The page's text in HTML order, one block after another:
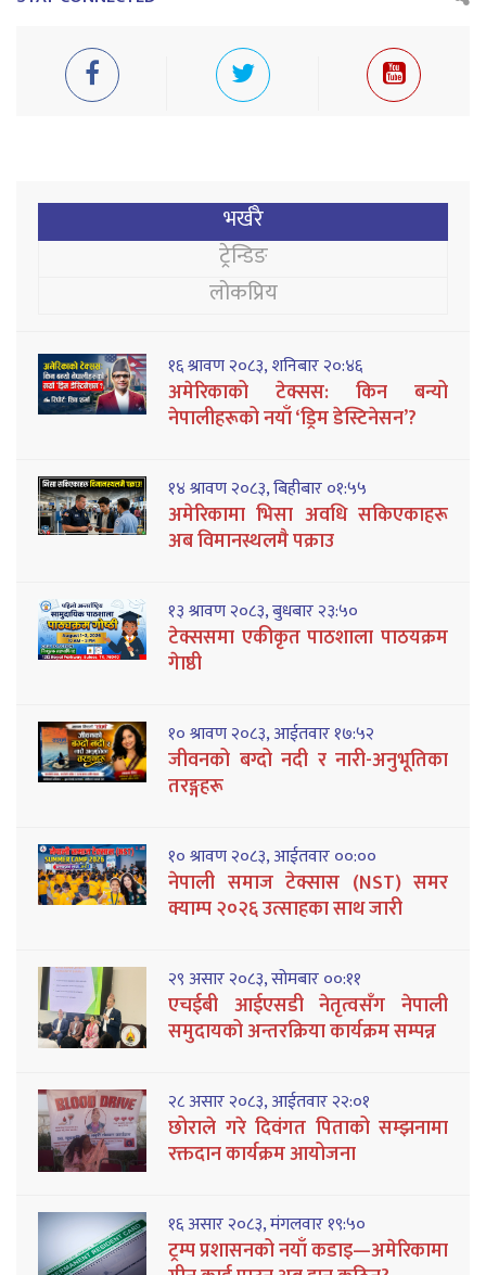
भर्खरै
ट्रेन्डिङ
लोकप्रिय
१६ श्रावण २०८३, शनिबार २०:४६
अमेरिकाको टेक्सस: किन बन्यो
नेपालीहरूको नयाँ ‘ड्रिम डेस्टिनेसन’?
१४ श्रावण २०८३, बिहीबार ०१:५५
अमेरिकामा भिसा अवधि सकिएकाहरू
अब विमानस्थलमै पक्राउ
१३ श्रावण २०८३, बुधबार २३:५०
टेक्ससमा एकीकृत पाठशाला पाठयक्रम
गेाष्ठी
१० श्रावण २०८३, आईतवार १७:५२
जीवनको बग्दो नदी र नारी-अनुभूतिका
तरङ्गहरू
१० श्रावण २०८३, आईतवार ००:००
नेपाली समाज टेक्सास (NST) समर
क्याम्प २०२६ उत्साहका साथ जारी
२९ असार २०८३, सोमबार ००:११
एचईबी आईएसडी नेतृत्वसँग नेपाली
समुदायको अन्तरक्रिया कार्यक्रम सम्पन्न
२८ असार २०८३, आईतवार २२:०१
छोराले गरे दिवंगत पिताको सम्झनामा
रक्तदान कार्यक्रम आयोजना
१६ असार २०८३, मंगलवार १९:५०
ट्रम्प प्रशासनको नयाँ कडाइ—अमेरिकामा